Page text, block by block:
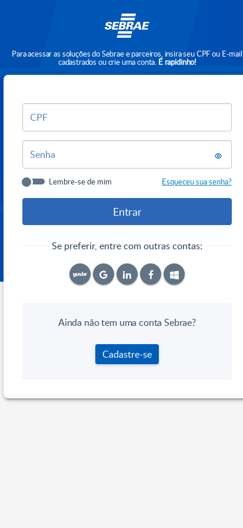
Para acessar as soluções do Sebrae e parceiros, insira seu CPF ou E-mail
cadastrados ou crie uma conta. É rapidinho!
CPF
Senha
Lembre-se de mim Esqueceu sua senha?
Se preferir, entre com outras contas:
Ainda não tem uma conta Sebrae?
Cadastre-se